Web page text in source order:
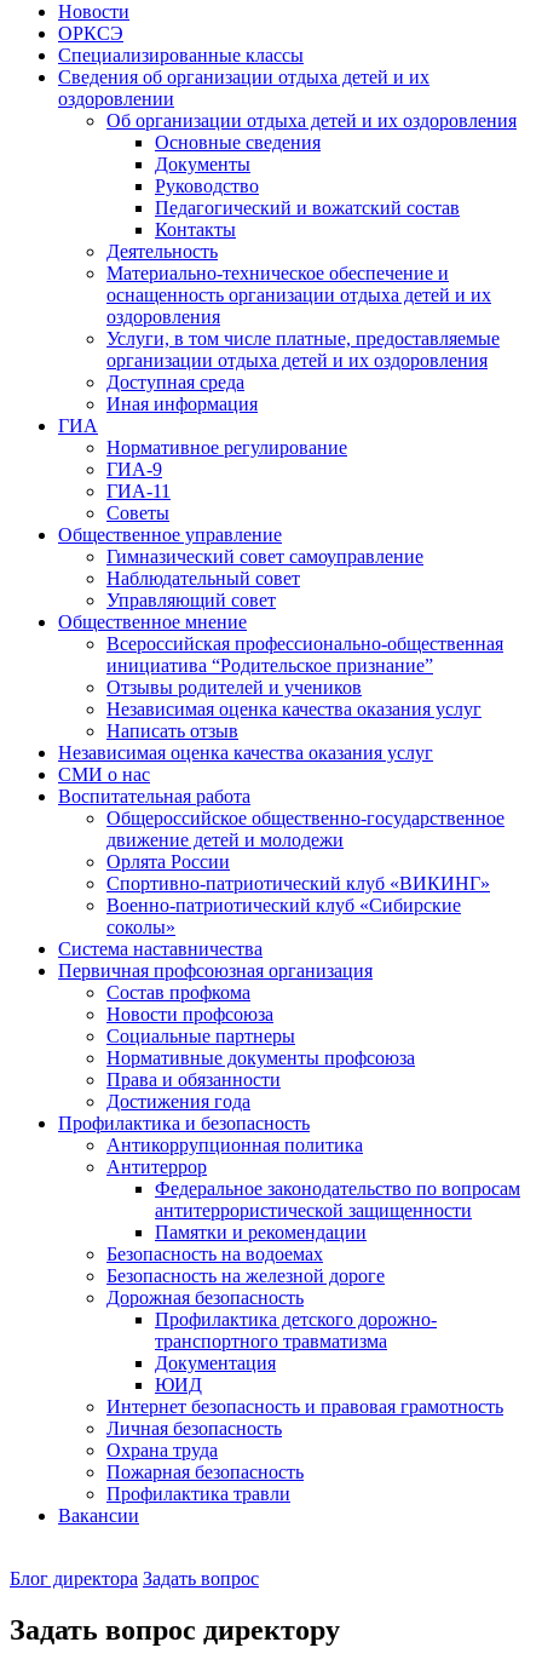
Новости
ОРКСЭ
Специализированные классы
Сведения об организации отдыха детей и их
оздоровлении
Об организации отдыха детей и их оздоровления
Основные сведения
Документы
Руководство
Педагогический и вожатский состав
Контакты
Деятельность
Материально-техническое обеспечение и
оснащенность организации отдыха детей и их
оздоровления
Услуги, в том числе платные, предоставляемые
организации отдыха детей и их оздоровления
Доступная среда
Иная информация
ГИА
Нормативное регулирование
ГИА-9
ГИА-11
Советы
Общественное управление
Гимназический совет самоуправление
Наблюдательный совет
Управляющий совет
Общественное мнение
Всероссийская профессионально-общественная
инициатива “Родительское признание”
Отзывы родителей и учеников
Независимая оценка качества оказания услуг
Написать отзыв
Независимая оценка качества оказания услуг
СМИ о нас
Воспитательная работа
Общероссийское общественно-государственное
движение детей и молодежи
Орлята России
Спортивно-патриотический клуб «ВИКИНГ»
Военно-патриотический клуб «Сибирские
соколы»
Система наставничества
Первичная профсоюзная организация
Состав профкома
Новости профсоюза
Социальные партнеры
Нормативные документы профсоюза
Права и обязанности
Достижения года
Профилактика и безопасность
Антикоррупционная политика
Антитеррор
Федеральное законодательство по вопросам
антитеррористической защищенности
Памятки и рекомендации
Безопасность на водоемах
Безопасность на железной дороге
Дорожная безопасность
Профилактика детского дорожно-
транспортного травматизма
Документация
ЮИД
Интернет безопасность и правовая грамотность
Личная безопасность
Охрана труда
Пожарная безопасность
Профилактика травли
Вакансии
директор
Блог директора Задать вопрос
Задать вопрос директору